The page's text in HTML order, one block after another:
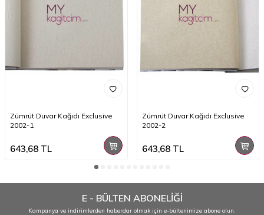
Zümrüt Duvar Kağıdı Exclusive
2002-1
643,68 TL
Zümrüt Duvar Kağıdı Exclusive
2002-2
643,68TL
E - BÜLTEN ABONELİĞİ
Kampanya ve indirimlerden haberdar olmak için e-bültenimize abone olun.